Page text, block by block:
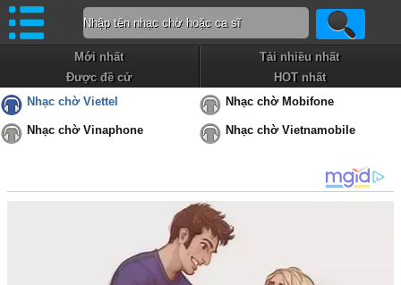
Mới nhất
Tải nhiều nhất
Được đề cử
HOT nhất
Nhạc chờ Viettel
Nhạc chờ Mobifone
Nhạc chờ Vinaphone Nhạc chờ Vietnamobile